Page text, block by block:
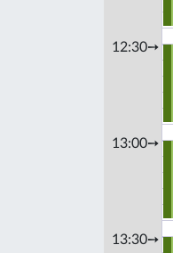
12:30➙
13:00➙
13:30➙